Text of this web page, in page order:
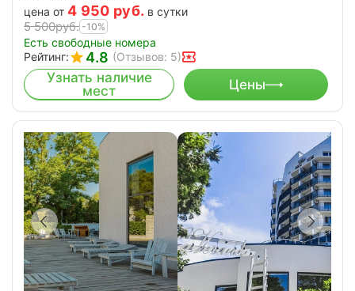
цена от 4 950 руб. в сутки
5 500руб. -10%
Есть свободные номера
Рейтинг:
4.8 (Отзывов: 5)
Узнать наличие
мест
Цены